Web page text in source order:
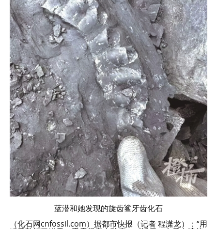
蓝潜和她发现的旋齿鲨牙齿化石
（化石网cnfossil.com）据都市快报（记者 程潇龙）：“用